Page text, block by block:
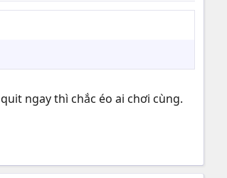
ngay thì chắc éo ai chơi cùng.